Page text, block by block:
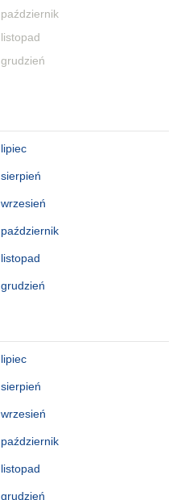
październik
listopad
grudzień
lipiec
sierpień
wrzesień
październik
listopad
grudzień
lipiec
sierpień
wrzesień
październik
listopad
grudzień